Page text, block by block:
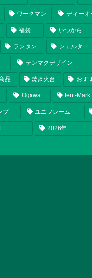
ワークマン ディーオ
福袋 いつから
ランタン シェルター
テンマクデザイン
品 焚き火台 おす
Ogawa tent-Mark
プ ユニフレーム
2026年